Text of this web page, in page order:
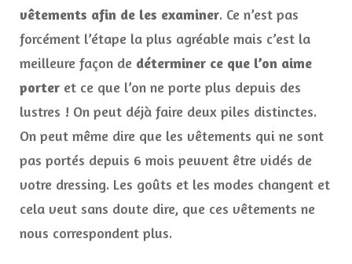
vêtements afin de les examiner. Ce n’est pas
forcément l’étape la plus agréable mais c’est la
meilleure façon de déterminer ce que l’on aime
porter et ce que l’on ne porte plus depuis des
lustres ! On peut déjà faire deux piles distinctes.
On peut même dire que les vêtements qui ne sont
pas portés depuis 6 mois peuvent être vidés de
votre dressing. Les goûts et les modes changent et
cela veut sans doute dire, que ces vêtements ne
nous correspondent plus.